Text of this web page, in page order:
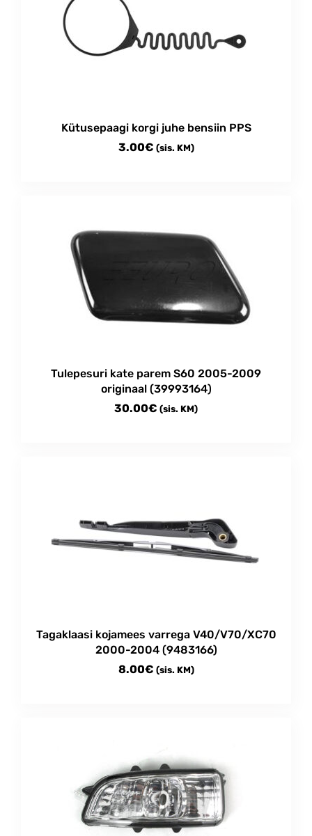
Kütusepaagi korgi juhe bensiin PPS
3.00€ (sis. KM)
Tulepesuri kate parem S60 2005-2009
originaal (39993164)
30.00€ (sis. KM)
Tagaklaasi kojamees varrega V40/V70/XC70
2000-2004 (9483166)
8.00€ (sis. KM)